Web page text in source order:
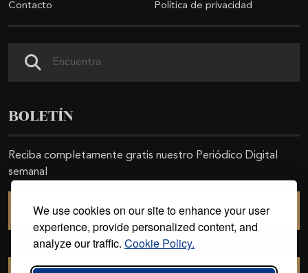
We use cookies on our site to enhance your user
experience, provide personalized content, and
analyze our traffic. Cookie Policy.
Contacto Política de privacidad
BOLETÍN
Reciba completamente gratis nuestro Periódico Digital
semanal
SUSCRIBIRSE